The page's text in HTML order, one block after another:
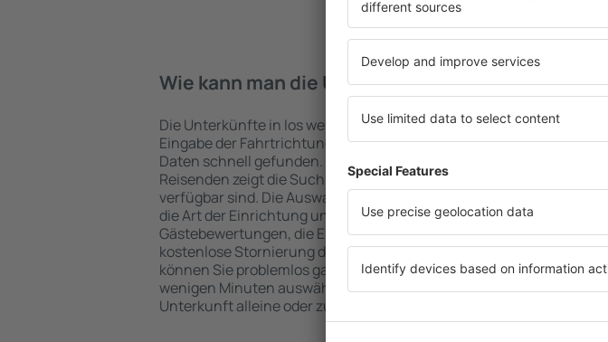
Wie kann man die Unterkünfte in Ios finden?
Die Unterkünfte in Ios werden von der Suchmaschine nach
Eingabe der Fahrtrichtung und der Check-In- und Check-Out-
Daten schnell gefunden. Nach Auswahl der Anzahl der
Reisenden zeigt die Suchmaschine an, welche Unterkünfte in Ios
verfügbar sind. Die Auswahl der Unterkunft wird durch Filter für
die Art der Einrichtung und die Anzahl der Sterne, die
Gästebewertungen, die Entfernung zum Zentrum und die
kostenlose Stornierung der Buchung erleichtert. Dadurch
können Sie problemlos ganz einfach eine Unterkunft in Ios in
wenigen Minuten auswählen. Sie können je nach Bedarf eine
Unterkunft alleine oder zusammen mit dem Flug buchen.